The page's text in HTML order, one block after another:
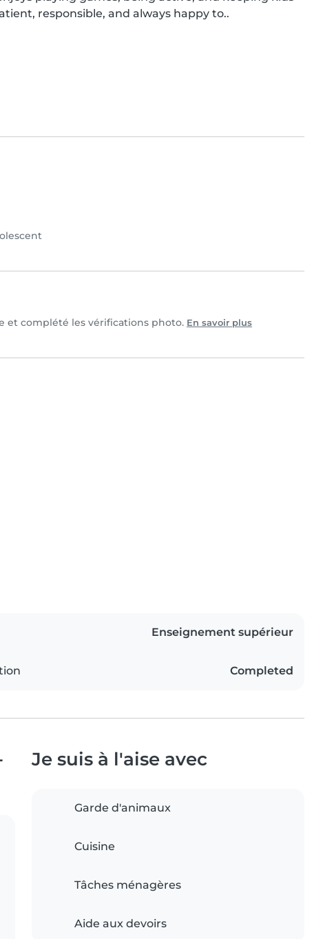
responsible, and always happy to..
et complété les vérifications photo. En savoir plus
Enseignement supérieur
Completed
Je suis à l'aise avec
Garde d'animaux
Cuisine
Tâches ménagères
Aide aux devoirs